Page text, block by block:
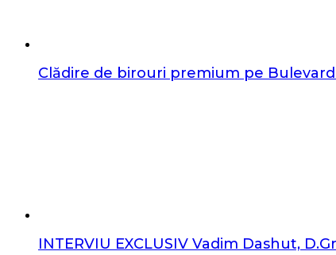
Clădire de birouri premium pe
INTERVIU EXCLUSIV Vadim Dashut,